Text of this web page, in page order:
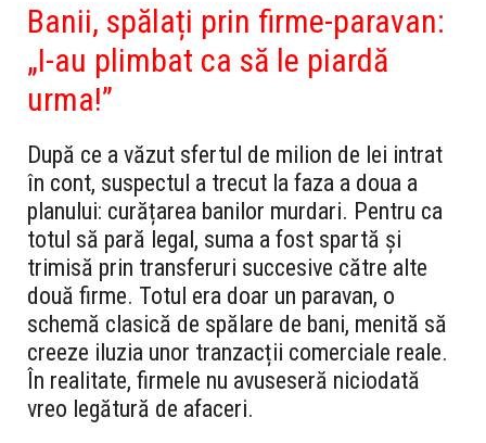
Banii, spălați prin firme-paravan:
„I-au plimbat ca să le piardă
urma!”
După ce a văzut sfertul de milion de lei intrat
în cont, suspectul a trecut la faza a doua a
planului: curățarea banilor murdari. Pentru ca
totul să pară legal, suma a fost spartă și
trimisă prin transferuri succesive către alte
două firme. Totul era doar un paravan, o
schemă clasică de spălare de bani, menită să
creeze iluzia unor tranzacții comerciale reale.
În realitate, firmele nu avuseseră niciodată
vreo legătură de afaceri.